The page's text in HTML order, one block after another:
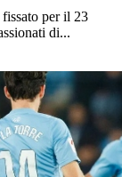
per il 23
di...